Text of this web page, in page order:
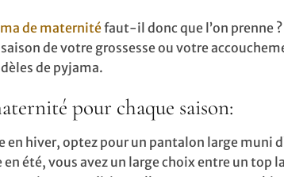
de maternitéfaut-il donc que l’on prenne
de votre grossesse ou votre
de pyjama.
pour chaque saison:
en hiver, optez pour un pantalon large muni
en été, vous avez un large choix entre un top